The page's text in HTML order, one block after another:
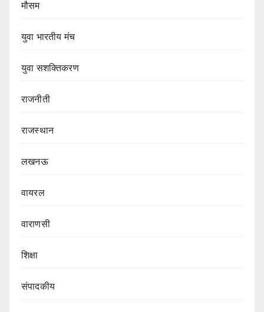
मौसम
युवा भारतीय मंच
युवा सशक्तिकरण
राजनीती
राजस्थान
लखनऊ
वायरल
वाराणसी
शिक्षा
संपादकीय